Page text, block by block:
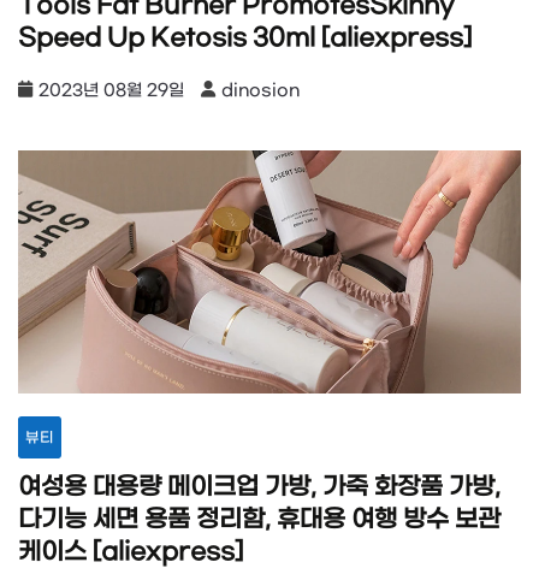
Speed Up Ketosis 30ml [aliexpress]
2023년 08월 29일 dinosion
뷰티
여성용 대용량 메이크업 가방, 가죽 화장품 가방,
다기능 세면 용품 정리함, 휴대용 여행 방수 보관
케이스 [aliexpress]